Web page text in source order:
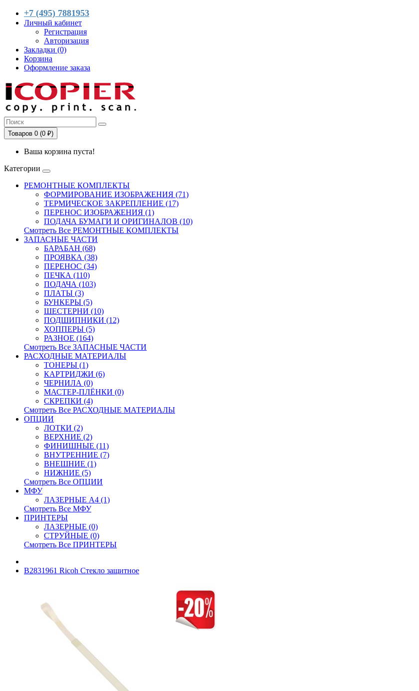
+7 (495) 7881953
Личный кабинет
Регистрация
Авторизация
Закладки (0)
Корзина
Оформление заказа
Товаров 0 (0 ₽)
Ваша корзина пуста!
Категории
РЕМОНТНЫЕ КОМПЛЕКТЫ
ФОРМИРОВАНИЕ ИЗОБРАЖЕНИЯ (71)
ТЕРМИЧЕСКОЕ ЗАКРЕПЛЕНИЕ (17)
ПЕРЕНОС ИЗОБРАЖЕНИЯ (1)
ПОДАЧА БУМАГИ И ОРИГИНАЛОВ (10)
Смотреть Все РЕМОНТНЫЕ КОМПЛЕКТЫ
ЗАПАСНЫЕ ЧАСТИ
БАРАБАН (68)
ПРОЯВКА (38)
ПЕРЕНОС (34)
ПЕЧКА (110)
ПОДАЧА (103)
ПЛАТЫ (3)
БУНКЕРЫ (5)
ШЕСТЕРНИ (10)
ПОДШИПНИКИ (12)
ХОППЕРЫ (5)
РАЗНОЕ (164)
Смотреть Все ЗАПАСНЫЕ ЧАСТИ
РАСХОДНЫЕ МАТЕРИАЛЫ
ТОНЕРЫ (1)
КАРТРИДЖИ (6)
ЧЕРНИЛА (0)
МАСТЕР-ПЛЁНКИ (0)
СКРЕПКИ (4)
Смотреть Все РАСХОДНЫЕ МАТЕРИАЛЫ
ОПЦИИ
ЛОТКИ (2)
ВЕРХНИЕ (2)
ФИНИШНЫЕ (11)
ВНУТРЕННИЕ (7)
ВНЕШНИЕ (1)
НИЖНИЕ (5)
Смотреть Все ОПЦИИ
МФУ
ЛАЗЕРНЫЕ A4 (1)
Смотреть Все МФУ
ПРИНТЕРЫ
ЛАЗЕРНЫЕ (0)
СТРУЙНЫЕ (0)
Смотреть Все ПРИНТЕРЫ
B2831961 Ricoh Стекло защитное